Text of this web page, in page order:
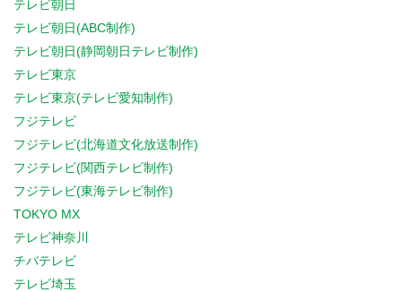
テレビ朝日
テレビ朝日(ABC制作)
テレビ朝日(静岡朝日テレビ制作)
テレビ東京
テレビ東京(テレビ愛知制作)
フジテレビ
フジテレビ(北海道文化放送制作)
フジテレビ(関西テレビ制作)
フジテレビ(東海テレビ制作)
TOKYO MX
テレビ神奈川
チバテレビ
テレビ埼玉